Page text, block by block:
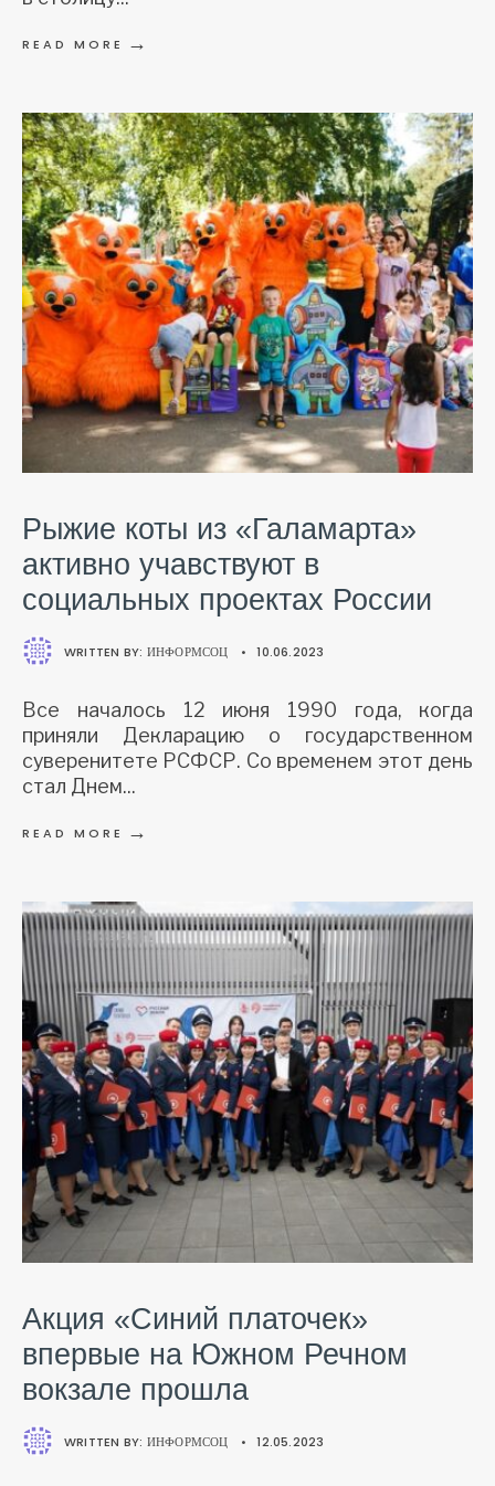
READ MORE →
Рыжие коты из «Галамарта»
активно учавствуют в
социальных проектах России
WRITTEN BY: ИНФОРМСОЦ • 10.06.2023
Все началось 12 июня 1990 года, когда
приняли Декларацию о государственном
суверенитете РСФСР. Со временем этот день
стал Днем...
READ MORE →
Акция «Синий платочек»
впервые на Южном Речном
вокзале прошла
WRITTEN BY: ИНФОРМСОЦ • 12.05.2023